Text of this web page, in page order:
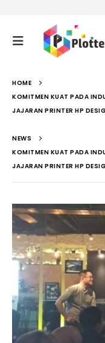
HOME
KOMITMEN KUAT PADA
JAJARAN PRINTER HP
NEWS
KOMITMEN KUAT PADA
JAJARAN PRINTER HP